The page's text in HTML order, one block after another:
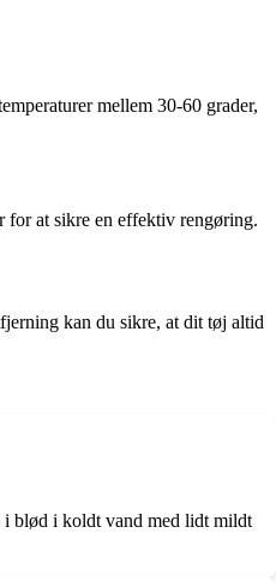
mellem 30-60 grader,
for at sikre en effektiv rengøring.
kan du sikre, at dit tøj altid
i blød i koldt vand med lidt mildt